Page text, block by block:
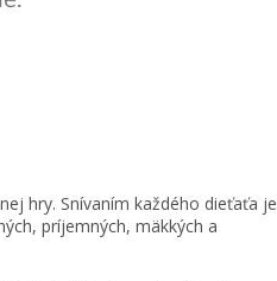
hry. Snívaním každého dieťaťa je
príjemných, mäkkých a